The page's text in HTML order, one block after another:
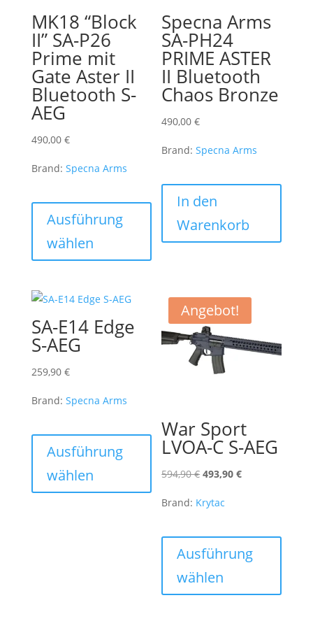
MK18 “Block
II” SA-P26
Prime mit
Gate Aster II
Bluetooth S-
AEG
490,00 €
Brand: Specna Arms
Ausführung
wählen
Dieses
Optionen
können
werden
Specna Arms
SA-PH24
PRIME ASTER
II Bluetooth
Chaos Bronze
490,00€
Brand:Specna Arms
In den
Warenkorb
SA-E14 Edge
S-AEG
259,90 €
Brand: Specna Arms
Ausführung
wählen
Dieses
Produkt
mehrere
Varianten
Die
Optionen
können
auf
Angebot!
War Sport
LVOA-C S-AEG
594,90€ Ursprünglicher
war:
493,90€Aktueller
Brand: Krytac
Ausführung
wählen